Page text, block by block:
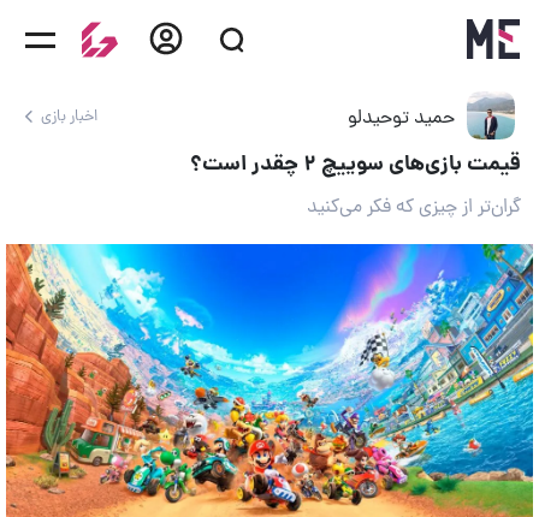
حمید توحیدلو اخبار بازی
قیمت بازی‌های سوییچ ۲ چقدر است؟
گران‌تر از چیزی که فکر می‌کنید